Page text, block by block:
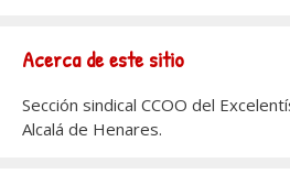
Acerca de este sitio
Sección sindical CCOO del
Alcalá de Henares.